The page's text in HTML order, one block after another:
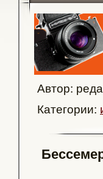
Автор:
Категории: